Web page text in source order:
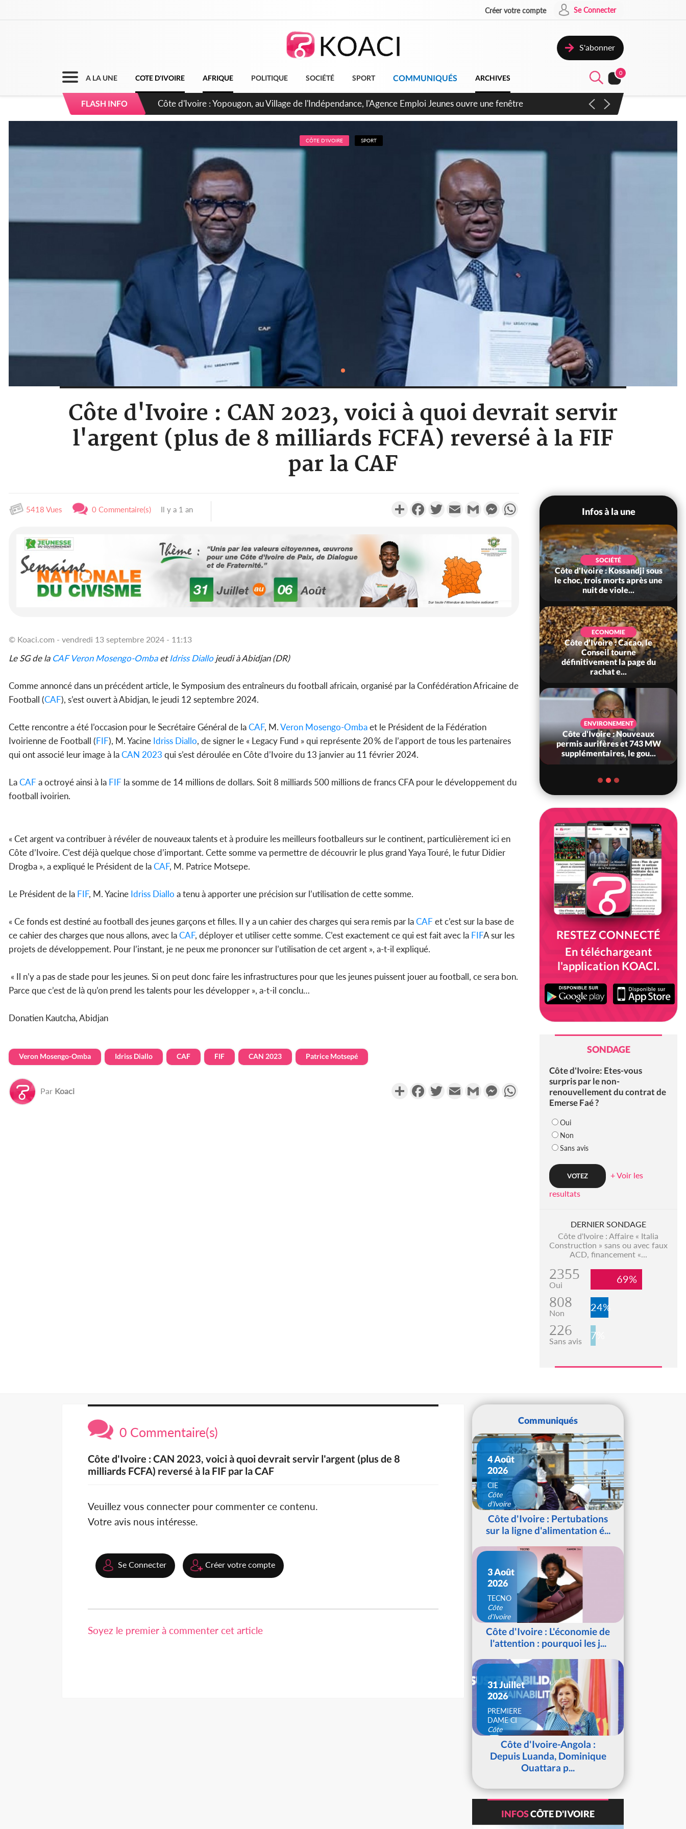
Créer votre compte Se Connecter
S'abonner
A LA UNE COTE D'IVOIRE AFRIQUE POLITIQUE SOCIÉTÉ SPORT COMMUNIQUÉS ARCHIVES
0
FLASH INFO
Côte d'Ivoire : CHU de Treichville, après la fronde, les agents contractuels obtiennent un accord avec la
direction sur les arriérés du SMIG 2023
CÔTE D'IVOIRE SPORT
Côte d'Ivoire : CAN 2023, voici à quoi devrait servir
l'argent (plus de 8 milliards FCFA) reversé à la FIF
par la CAF
5418 Vues 0 Commentaire(s) Il y a 1 an PartagerFacebookTwitterEmail Gmail MessengerWhatsApp
© Koaci.com - vendredi 13 septembre 2024 - 11:13
Le SG de la CAF Veron Mosengo-OmbaetIdriss Diallojeudi à Abidjan (DR)
Comme annoncé dans un précédent article, le Symposium des entraîneurs du football africain, organisé par la Confédération Africaine de
Football (CAF), s’est ouvert à Abidjan, le jeudi 12 septembre 2024.
Cette rencontre a été l’occasion pour le Secrétaire Général de laCAF, M.Veron Mosengo-Ombaet le Président de la Fédération
Ivoirienne de Football (FIF), M. Yacine Idriss Diallo, de signer le « Legacy Fund » qui représente 20 % de l’apport de tous les partenaires
qui ont associé leur image à laCAN 2023 qui s’est déroulée en Côte d’Ivoire du 13 janvier au 11 février 2024.
LaCAF a octroyé ainsi à la FIF la somme de 14 millions de dollars. Soit 8 milliards 500 millions de francs CFA pour le développement du
football ivoirien.
« Cet argent va contribuer à révéler de nouveaux talents et à produire les meilleurs footballeurs sur le continent, particulièrement ici en
Côte d’Ivoire. C’est déjà quelque chose d’important. Cette somme va permettre de découvrir le plus grand Yaya Touré, le futur Didier
Drogba », a expliqué le Président de laCAF, M. Patrice Motsepe.
Le Président de la FIF, M. Yacine Idriss Diallo a tenu à apporter une précision sur l’utilisation de cette somme.
« Ce fonds est destiné au football des jeunes garçons et filles. Il y a un cahier des charges qui sera remis par laCAF et c’est sur la base de
ce cahier des charges que nous allons, avec laCAF, déployer et utiliser cette somme. C’est exactement ce qui est fait avec la FIFA sur les
projets de développement. Pour l’instant, je ne peux me prononcer sur l’utilisation de cet argent », a-t-il expliqué.
« Il n’y a pas de stade pour les jeunes. Si on peut donc faire les infrastructures pour que les jeunes puissent jouer au football, ce sera bon.
Parce que c’est de là qu’on prend les talents pour les développer », a-t-il conclu…
Donatien Kautcha, Abidjan
Veron Mosengo-Omba Idriss Diallo CAF FIF CAN 2023 Patrice Motsepé
Par Koaci PartagerFacebookTwitterEmail Gmail MessengerWhatsApp
Infos à la une
POLITIQUE
Côte d'Ivoire : Indépendance
2026, Yopougon coeur
battant de la célébration...
SANTÉ
Côte d'Ivoire : Réforme
sanitaire, le gouvernement
SOCIÉTÉ
Côte d'Ivoire : Kossandji sous
le choc, trois morts après une
nuit de viole...
ECONOMIE
Côte d'Ivoire : Cacao, le
Conseil tourne
définitivement la page du
rachat e...
ENVIRONEMENT
Côte d'Ivoire : Nouveaux
permis aurifères et 743 MW
supplémentaires, le gou...
RESTEZ CONNECTÉ
En téléchargeant
l'application KOACI.
SONDAGE
Côte d'Ivoire: Etes-vous
surpris par le non-
renouvellement du contrat de
Emerse Faé ?
Oui
Non
Sans avis
+ Voir les
resultats
DERNIER SONDAGE
Côte d'Ivoire : Affaire « Italia
Construction » sans ou avec faux
ACD, financement «...
2355
Oui 69%
808
Non 24%
226
Sans avis 7%
0 Commentaire(s)
Côte d'Ivoire : CAN 2023, voici à quoi devrait servir l'argent (plus de 8
milliards FCFA) reversé à la FIF par la CAF
Veuillez vous connecter pour commenter ce contenu.
Votre avis nous intéresse.
Se Connecter Créer votre compte
Soyez le premier à commenter cet article
Communiqués
4 Août
2026
CIE
Côte
d'Ivoire
Côte d'Ivoire : Pertubations
sur la ligne d'alimentation é...
3 Août
2026
TECNO
Côte
d'Ivoire
Côte d'Ivoire : L'économie de
l'attention : pourquoi les j...
31 Juillet
2026
PREMIERE
DAME CI
Côte
d'IvoireCôte d'Ivoire-Angola :
Depuis Luanda, Dominique
Ouattara p...
INFOSCÔTE D'IVOIRE